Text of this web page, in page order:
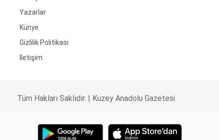
Yazarlar
Künye
Gizlilik Politikası
İletişim
Tüm Hakları Saklıdır. | Kuzey Anadolu Gazetesi